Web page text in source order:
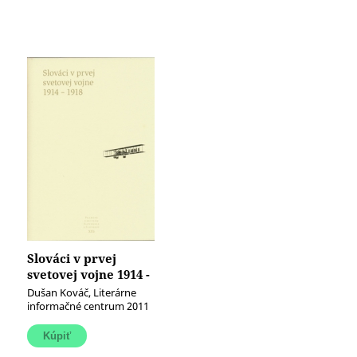
Slováci v prvej
svetovej vojne 1914 -
1918
Dušan Kováč, Literárne
informačné centrum 2011